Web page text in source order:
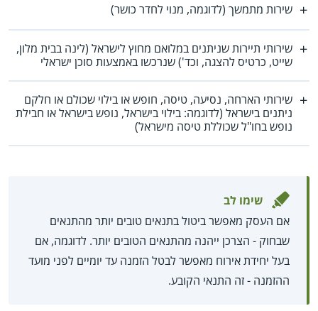
שירות מתמשך (לדוגמה, מנוי לחדר כושר)
שירותי תיירות שניתנים במלואם מחוץ לישראל (לינה בבית מלון,
שייט, כרטיס להצגה, וכד') שנרכשו באמצעות סוכן ישראלי
שירותי הארחה, נסיעה, טיסה, חופש או בילוי שכולם או חלקם
ניתנים בישראל (לדוגמה: בילוי בישראל, נופש בישראל או חבילת
נופש בחו"ל שכוללת טיסה מישראל)
שימו לב
אם העסק מאפשר ביטול בתנאים טובים יותר מהתנאים
שבחוק - הצרכן ייהנה מהתנאים הטובים יותר. לדוגמה, אם
בעל יחידת אירוח מאפשר לבטל הזמנה עד יומיים לפני מועד
ההזמנה - זה התנאי הקובע.